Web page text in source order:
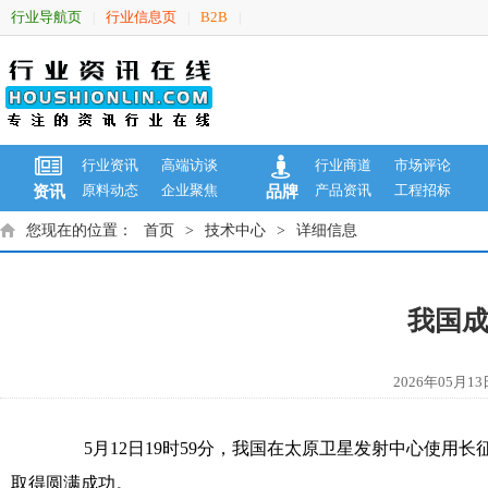
行业导航页 行业信息页 B2B
资讯
行业资讯
高端访谈
原料动态
企业聚焦 品牌
行业商道
市场评论
产品资讯
工程招标
您现在的位置： 首页 > 技术中心 > 详细信息
我国
2026年05月
5月12日19时59分，我国在太原卫星发射中心使用长
取得圆满成功。